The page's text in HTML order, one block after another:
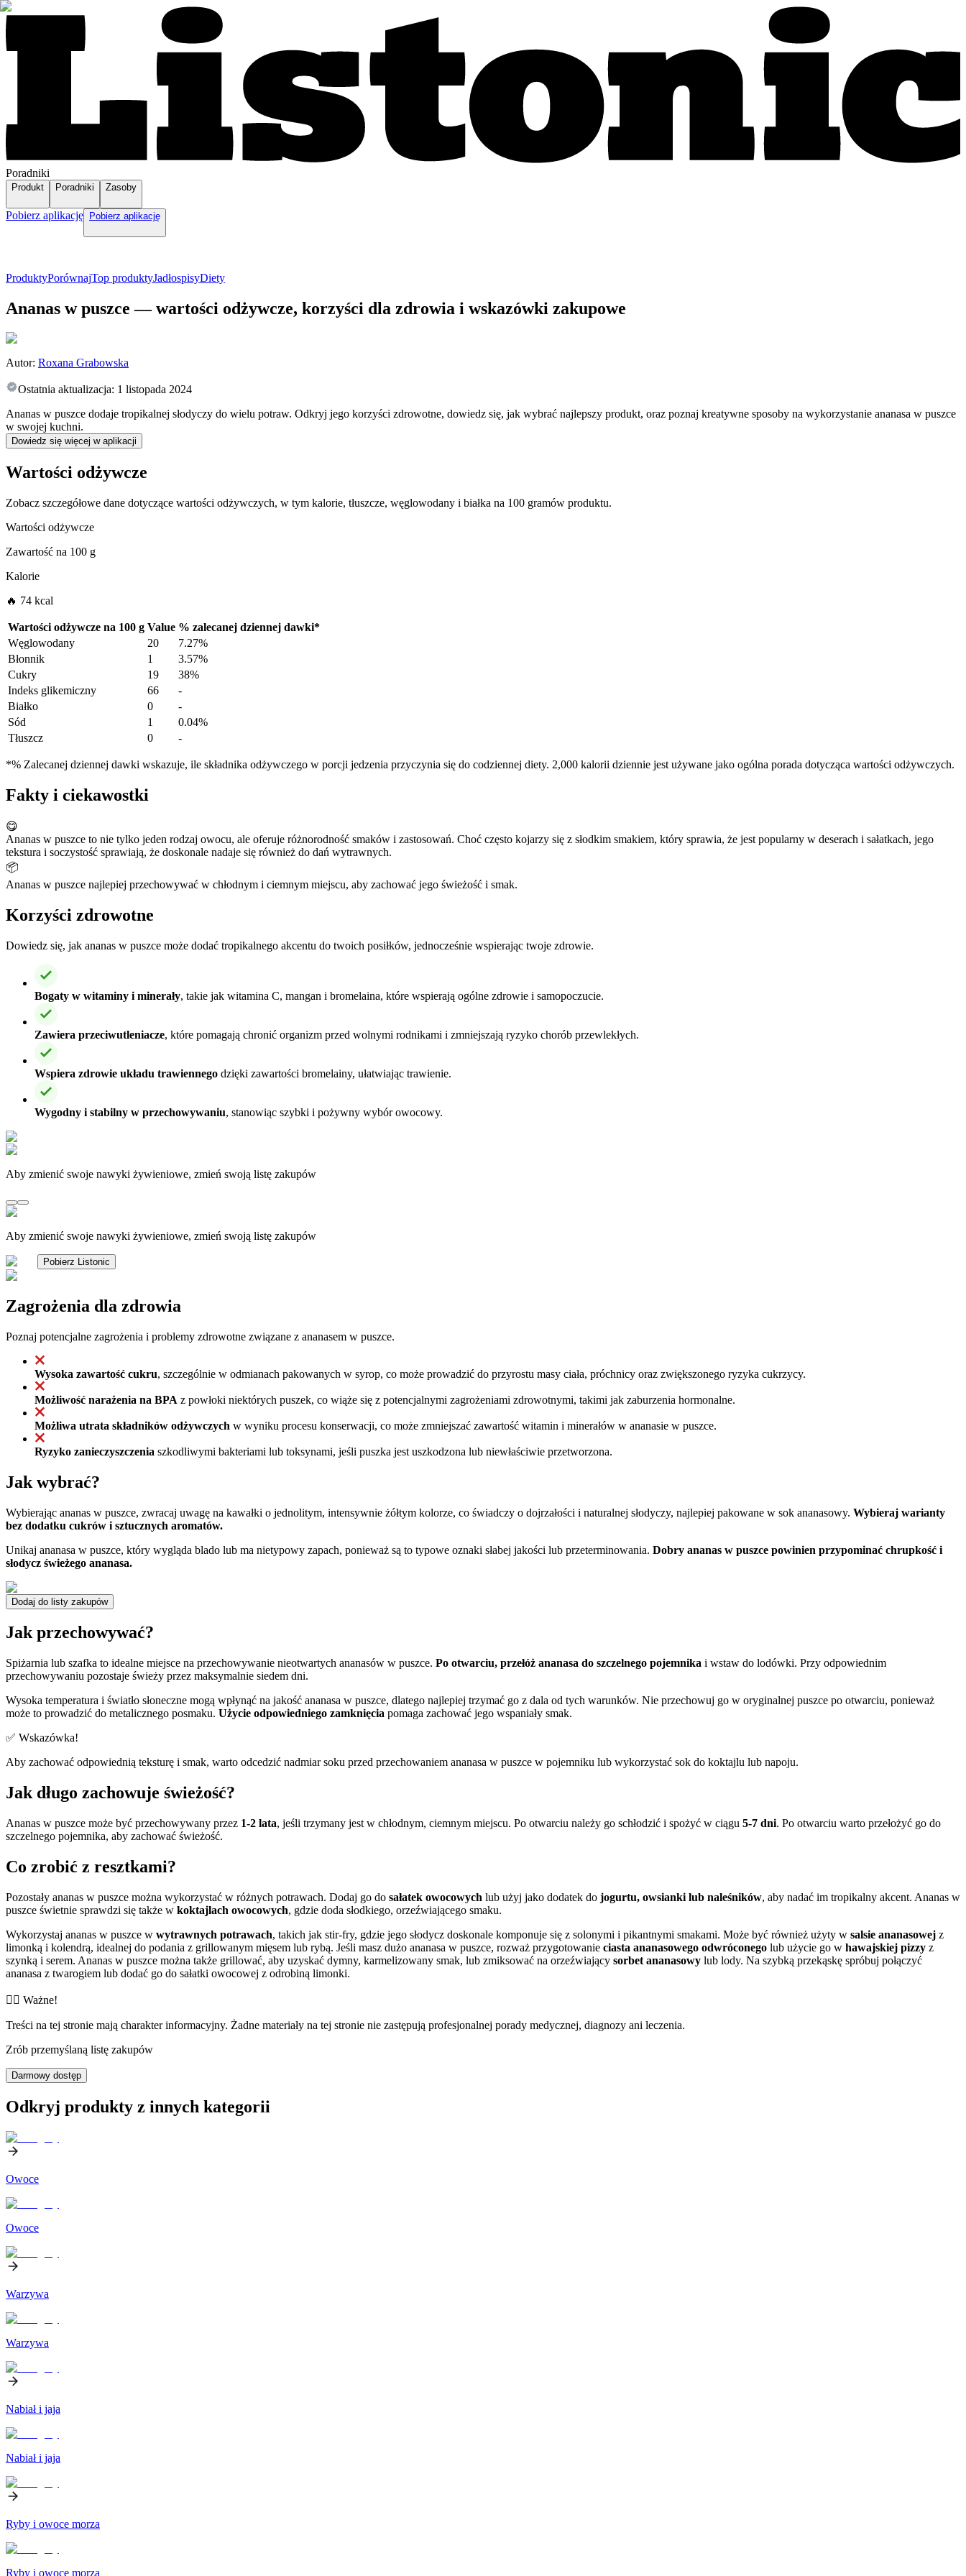
Poradniki
Produkt Poradniki Zasoby
Pobierz aplikację Pobierz aplikację
ProduktyPorównajTop produktyJadłospisyDiety
Ananas w puszce — wartości odżywcze, korzyści dla zdrowia i wskazówki zakupowe
Autor: Roxana Grabowska
Ostatnia aktualizacja: 1 listopada 2024
Ananas w puszce dodaje tropikalnej słodyczy do wielu potraw. Odkryj jego korzyści zdrowotne, dowiedz się, jak wybrać najlepszy produkt, oraz poznaj kreatywne sposoby na wykorzystanie ananasa w puszce
w swojej kuchni.
Dowiedz się więcej w aplikacji
Wartości odżywcze
Zobacz szczegółowe dane dotyczące wartości odżywczych, w tym kalorie, tłuszcze, węglowodany i białka na 100 gramów produktu.
Wartości odżywcze
Zawartość na 100 g
Kalorie
🔥 74 kcal
Wartości odżywcze na 100 g Value % zalecanej dziennej dawki*
Węglowodany
20
7.27%
Błonnik
1
3.57%
Cukry
19
38%
Indeks glikemiczny
66
-
Białko
0
-
Sód
1
0.04%
Tłuszcz
0 -
*% Zalecanej dziennej dawki wskazuje, ile składnika odżywczego w porcji jedzenia przyczynia się do codziennej diety. 2,000 kalorii dziennie jest używane jako ogólna porada dotycząca wartości odżywczych.
Fakty i ciekawostki
😋
Ananas w puszce to nie tylko jeden rodzaj owocu, ale oferuje różnorodność smaków i zastosowań. Choć często kojarzy się z słodkim smakiem, który sprawia, że jest popularny w deserach i sałatkach, jego
tekstura i soczystość sprawiają, że doskonale nadaje się również do dań wytrawnych.
📦
Ananas w puszce najlepiej przechowywać w chłodnym i ciemnym miejscu, aby zachować jego świeżość i smak.
Korzyści zdrowotne
Dowiedz się, jak ananas w puszce może dodać tropikalnego akcentu do twoich posiłków, jednocześnie wspierając twoje zdrowie.
Bogaty w witaminy i minerały, takie jak witamina C, mangan i bromelaina, które wspierają ogólne zdrowie i samopoczucie.
Zawiera przeciwutleniacze, które pomagają chronić organizm przed wolnymi rodnikami i zmniejszają ryzyko chorób przewlekłych.
Wspiera zdrowie układu trawiennego dzięki zawartości bromelainy, ułatwiając trawienie.
Wygodny i stabilny w przechowywaniu, stanowiąc szybki i pożywny wybór owocowy.
Aby zmienić swoje nawyki żywieniowe, zmień swoją listę zakupów
Aby zmienić swoje nawyki żywieniowe, zmień swoją listę zakupów
Pobierz Listonic
Zagrożenia dla zdrowia
Poznaj potencjalne zagrożenia i problemy zdrowotne związane z ananasem w puszce.
Wysoka zawartość cukru, szczególnie w odmianach pakowanych w syrop, co może prowadzić do przyrostu masy ciała, próchnicy oraz zwiększonego ryzyka cukrzycy.
Możliwość narażenia na BPA z powłoki niektórych puszek, co wiąże się z potencjalnymi zagrożeniami zdrowotnymi, takimi jak zaburzenia hormonalne.
Możliwa utrata składników odżywczych w wyniku procesu konserwacji, co może zmniejszać zawartość witamin i minerałów w ananasie w puszce.
Ryzyko zanieczyszczenia szkodliwymi bakteriami lub toksynami, jeśli puszka jest uszkodzona lub niewłaściwie przetworzona.
Jak wybrać?
Wybierając ananas w puszce, zwracaj uwagę na kawałki o jednolitym, intensywnie żółtym kolorze, co świadczy o dojrzałości i naturalnej słodyczy, najlepiej pakowane w sok ananasowy. Wybieraj warianty
bez dodatku cukrów i sztucznych aromatów.
Unikaj ananasa w puszce, który wygląda blado lub ma nietypowy zapach, ponieważ są to typowe oznaki słabej jakości lub przeterminowania. Dobry ananas w puszce powinien przypominać chrupkość i
słodycz świeżego ananasa.
Dodaj do listy zakupów
Jak przechowywać?
Spiżarnia lub szafka to idealne miejsce na przechowywanie nieotwartych ananasów w puszce. Po otwarciu, przełóż ananasa do szczelnego pojemnika i wstaw do lodówki. Przy odpowiednim
przechowywaniu pozostaje świeży przez maksymalnie siedem dni.
Wysoka temperatura i światło słoneczne mogą wpłynąć na jakość ananasa w puszce, dlatego najlepiej trzymać go z dala od tych warunków. Nie przechowuj go w oryginalnej puszce po otwarciu, ponieważ
może to prowadzić do metalicznego posmaku. Użycie odpowiedniego zamknięcia pomaga zachować jego wspaniały smak.
✅ Wskazówka!
Aby zachować odpowiednią teksturę i smak, warto odcedzić nadmiar soku przed przechowaniem ananasa w puszce w pojemniku lub wykorzystać sok do koktajlu lub napoju.
Jak długo zachowuje świeżość?
Ananas w puszce może być przechowywany przez 1-2 lata, jeśli trzymany jest w chłodnym, ciemnym miejscu. Po otwarciu należy go schłodzić i spożyć w ciągu 5-7 dni. Po otwarciu warto przełożyć go do
szczelnego pojemnika, aby zachować świeżość.
Co zrobić z resztkami?
Pozostały ananas w puszce można wykorzystać w różnych potrawach. Dodaj go do sałatek owocowych lub użyj jako dodatek do jogurtu, owsianki lub naleśników, aby nadać im tropikalny akcent. Ananas w
puszce świetnie sprawdzi się także w koktajlach owocowych, gdzie doda słodkiego, orzeźwiającego smaku.
Wykorzystaj ananas w puszce w wytrawnych potrawach, takich jak stir-fry, gdzie jego słodycz doskonale komponuje się z solonymi i pikantnymi smakami. Może być również użyty w salsie ananasowej z
limonką i kolendrą, idealnej do podania z grillowanym mięsem lub rybą. Jeśli masz dużo ananasa w puszce, rozważ przygotowanie ciasta ananasowego odwróconego lub użycie go w hawajskiej pizzy z
szynką i serem. Ananas w puszce można także grillować, aby uzyskać dymny, karmelizowany smak, lub zmiksować na orzeźwiający sorbet ananasowy lub lody. Na szybką przekąskę spróbuj połączyć
ananasa z twarogiem lub dodać go do sałatki owocowej z odrobiną limonki.
👨‍⚕️️ Ważne!
Treści na tej stronie mają charakter informacyjny. Żadne materiały na tej stronie nie zastępują profesjonalnej porady medycznej, diagnozy ani leczenia.
Zrób przemyślaną listę zakupów
Darmowy dostęp
Odkryj produkty z innych kategorii
Owoce
Owoce
Warzywa
Warzywa
Nabiał i jaja
Nabiał i jaja
Ryby i owoce morza
Ryby i owoce morza